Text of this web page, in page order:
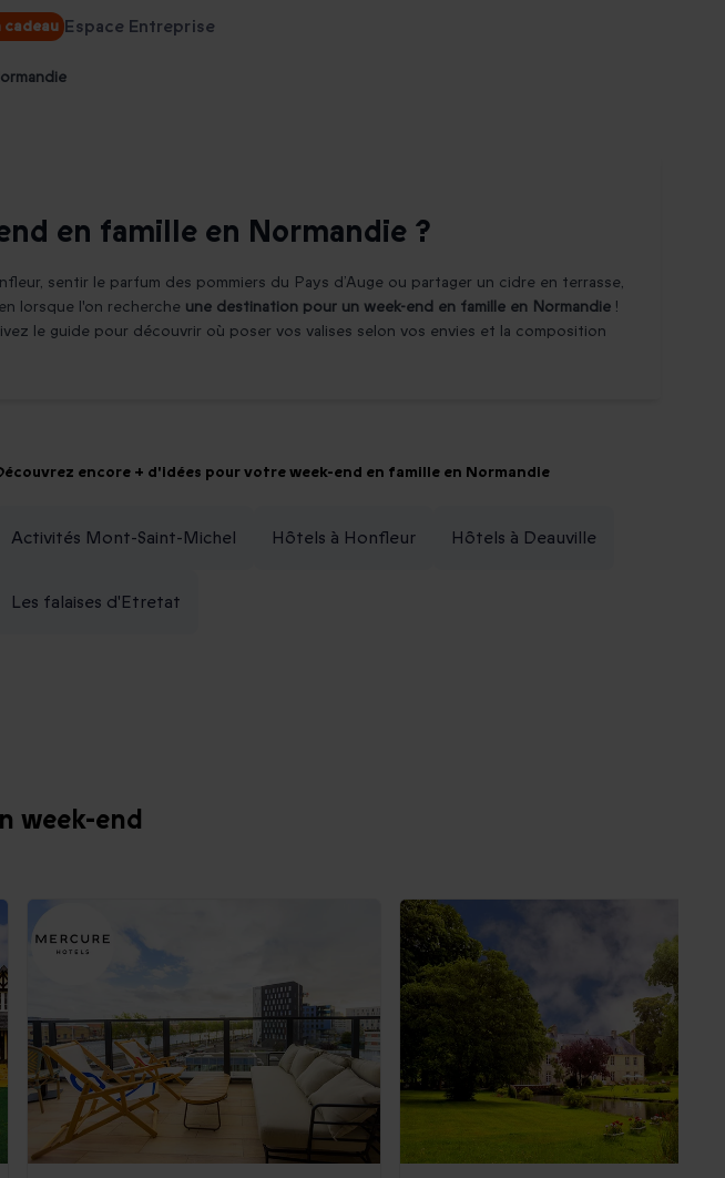
cadeau Espace Entreprise
en famille en Normandie ?
sentir le parfum des pommiers du Pays d’Auge ou partager un cidre en terrasse,
lorsque l'on recherche une destination pour un week-end en famille en Normandie !
le guide pour découvrir où poser vos valises selon vos envies et la composition
encore + d'idées pour votre week-end en famille en Normandie
Activités Mont-Saint-Michel Hôtels à Honfleur Hôtels à Deauville
Les falaises d'Etretat
week-end